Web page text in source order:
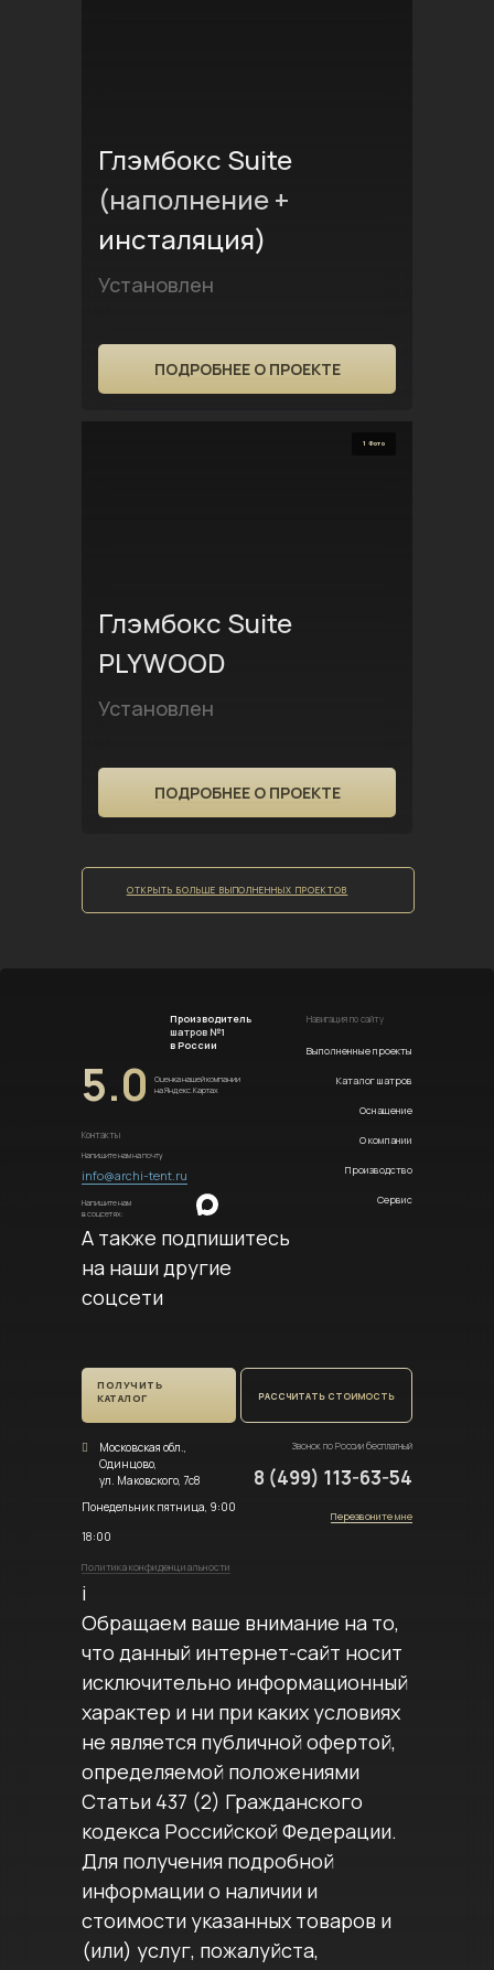
Глэмбокс Suite
(наполнение +
инсталяция)
Установлен
ПОДРОБНЕЕ О ПРОЕКТЕ
1 Фото
Глэмбокс Suite
PLYWOOD
Установлен
ПОДРОБНЕЕ О ПРОЕКТЕ
ОТКРЫТЬ БОЛЬШЕ ВЫПОЛНЕННЫХ ПРОЕКТОВ
Производитель
шатров №1
в России
5.0
Оценка нашей компании
на Яндекс.Картах
Контакты
Напишите нам на почту
info@archi-tent.ru
Напишите нам
в соцсетях:
А также подпишитесь
на наши другие
соцсети
Навигация по сайту
Выполненные проекты
Каталог шатров
Оснащение
О компании
Производство
Сервис
ПОЛУЧИТЬ
КАТАЛОГ
РАССЧИТАТЬ СТОИМОСТЬ
Московская обл.,
Одинцово,
ул. Маковского, 7с8
Понедельник пятница, 9:00
18:00
Политика конфиденциальности
Звонок по России бесплатный
8 (499) 113-63-54
Перезвоните мне
i
Обращаем ваше внимание на то,
что данный интернет-сайт носит
исключительно информационный
характер и ни при каких условиях
не является публичной офертой,
определяемой положениями
Статьи 437 (2) Гражданского
кодекса Российской Федерации.
Для получения подробной
информации о наличии и
стоимости указанных товаров и
(или) услуг, пожалуйста,